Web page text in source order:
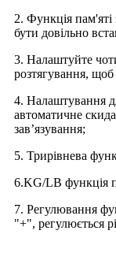
2. Функція
бути довільно
3. Налаштуйте
розтягування,
4. Налаштування
автоматичне
зав’язування;
5. Трирівнева
6.KG/LB функція
7. Регулювання
"+", регулюється